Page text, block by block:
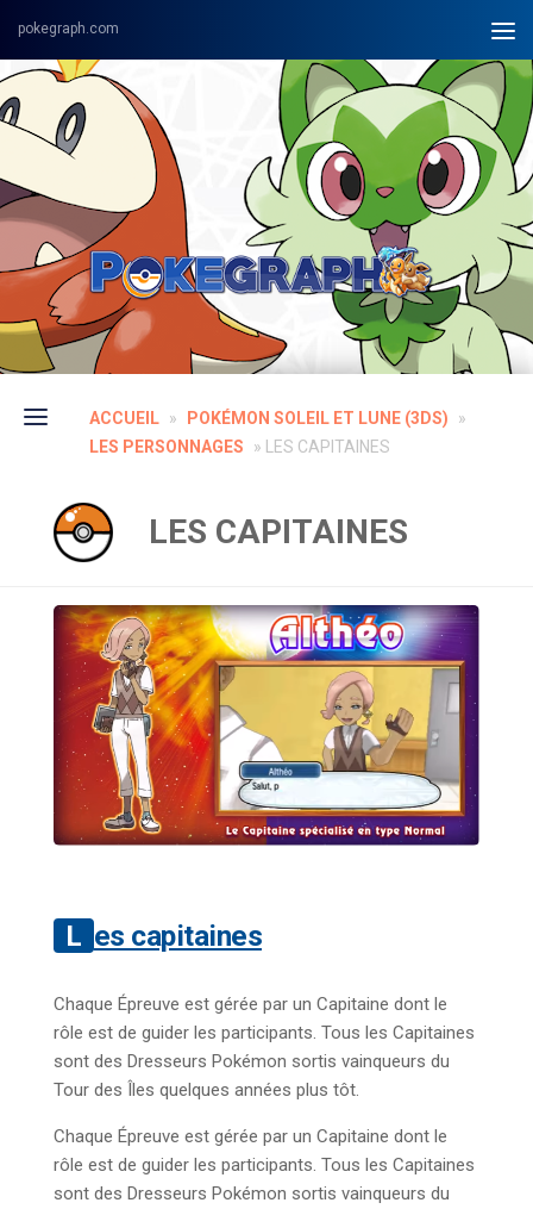
Skip to content
ACCUEIL » POKÉMON SOLEIL ET LUNE (3DS)
»
LES PERSONNAGES
» LES CAPITAINES
LES CAPITAINES
Les capitaines
Chaque Épreuve est gérée par un Capitaine dont le
rôle est de guider les participants. Tous les Capitaines
sont des Dresseurs Pokémon sortis vainqueurs du
Tour des Îles quelques années plus tôt.
Chaque Épreuve est gérée par un Capitaine dont le
rôle est de guider les participants. Tous les Capitaines
sont des Dresseurs Pokémon sortis vainqueurs du